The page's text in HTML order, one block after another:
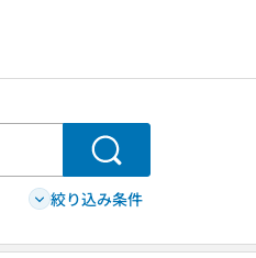
検索
絞り込み条件